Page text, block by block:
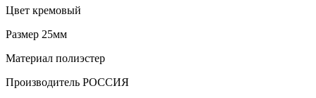
Цвет кремовый
Размер 25мм
Материал полиэстер
Производитель РОССИЯ